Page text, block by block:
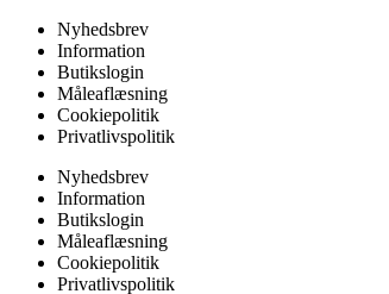
Nyhedsbrev
Information
Butikslogin
Måleaflæsning
Cookiepolitik
Privatlivspolitik
Nyhedsbrev
Information
Butikslogin
Måleaflæsning
Cookiepolitik
Privatlivspolitik